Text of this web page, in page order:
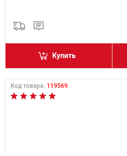
Купить
Код товара: 119569